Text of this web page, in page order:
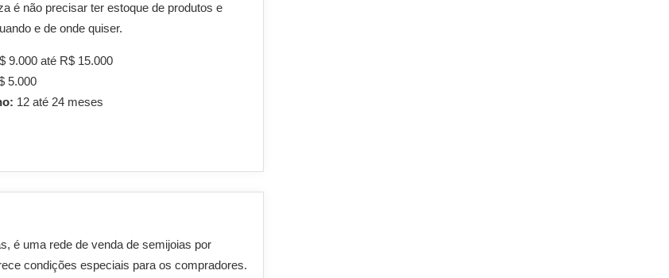
é não precisar ter estoque de produtos e
e de onde quiser.
9.000 até R$ 15.000
5.000
12 até 24 meses
é uma rede de venda de semijoias por
condições especiais para os compradores.